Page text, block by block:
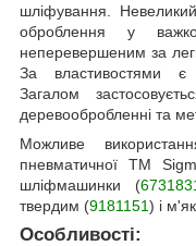
шліфування.
оброблення у
неперевершеним за
За властивостями є
Загалом
деревообробленні та
Можливе
пневматичної ТМ
шліфмашинки (
твердим (9181151) і
Особливості: